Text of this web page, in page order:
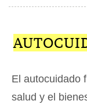
El autocuidado
salud y el